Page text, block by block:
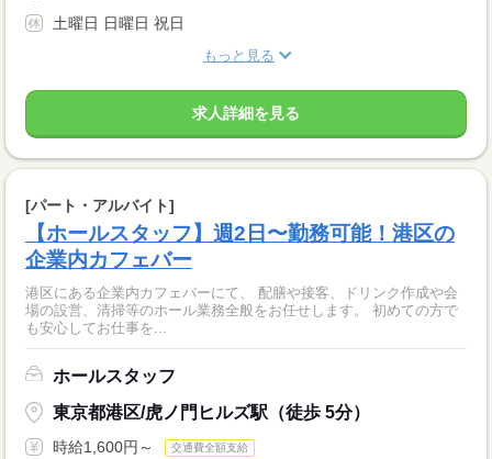
土曜日 日曜日 祝日
もっと見る
求人詳細を見る
[パート・アルバイト]
【ホールスタッフ】週2日〜勤務可能！港区の
企業内カフェバー
港区にある企業内カフェバーにて、 配膳や接客、ドリンク作成や会
場の設営、清掃等のホール業務全般をお任せします。 初めての方で
も安心してお仕事を...
ホールスタッフ
東京都港区/虎ノ門ヒルズ駅（徒歩 5分）
時給1,600円～ 交通費全額支給